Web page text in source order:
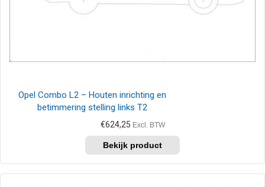
Opel Combo L2 – Houten inrichting en
betimmering stelling links T2
€624,25 Excl. BTW